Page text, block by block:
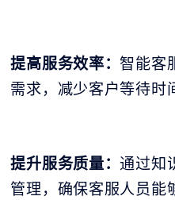
提高服务效率： 智能客
需求，减少客户等待时
提升服务质量：通过知
管理，确保客服人员能